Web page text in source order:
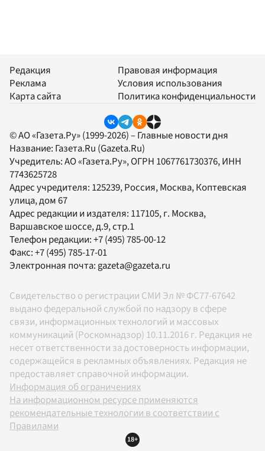
Редакция
Реклама
Карта сайта
Правовая информация
Условия использования
Политика конфиденциальности
© АО «Газета.Ру» (1999-2026) – Главные новости дня
Название: Газета.Ru (Gazeta.Ru)
Учредитель:АО «Газета.Ру», ОГРН 1067761730376, ИНН
7743625728
Адрес учредителя: 125239, Россия, Москва, Коптевская
улица, дом 67
Адрес редакции и издателя: 117105, г. Москва,
Варшавское шоссе, д.9, стр.1
Телефон редакции:+7 (495) 785-00-12
Факс:+7 (495) 785-17-01
Электронная почта:gazeta@gazeta.ru
Свидетельство о регистрации СМИ Эл № ФС77-67642
выдано федеральной службой по надзору в сфере
связи, информационных технологий и массовых
коммуникаций (Роскомнадзор) 10.11.2016 г. Редакция не
несет ответственности за достоверность информации,
содержащейся в рекламных объявлениях. Редакция не
предоставляет справочной информации.
Информация об ограничениях
На информационном ресурсе применяются
рекомендательные технологии в соответствии с
Правилами
18+